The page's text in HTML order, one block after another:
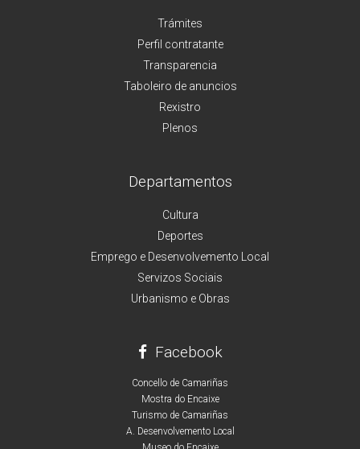
Trámites
Perfil contratante
Transparencia
Taboleiro de anuncios
Rexistro
Plenos
Departamentos
Cultura
Deportes
Emprego e Desenvolvemento Local
Servizos Sociais
Urbanismo e Obras
Facebook
Concello de Camariñas
Mostra do Encaixe
Turismo de Camariñas
A. Desenvolvemento Local